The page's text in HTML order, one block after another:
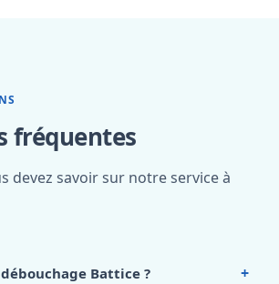
fréquentes
devez savoir sur notre service à
Battice ? +